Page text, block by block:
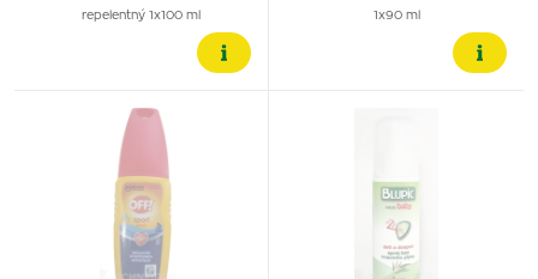
repelentný 1x100 ml 1x90 ml